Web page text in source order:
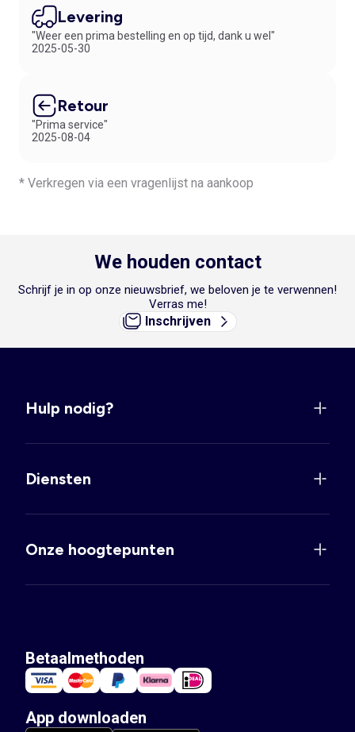
Levering
"Weer een prima bestelling en op tijd, dank u wel"
2025-05-30
Retour
"Prima service"
2025-08-04
* Verkregen via een vragenlijst na aankoop
We houden contact
Schrijf je in op onze nieuwsbrief, we beloven je te verwennen!
Verras me!
Inschrijven
Hulp nodig?
Diensten
Onze hoogtepunten
Betaalmethoden
App downloaden